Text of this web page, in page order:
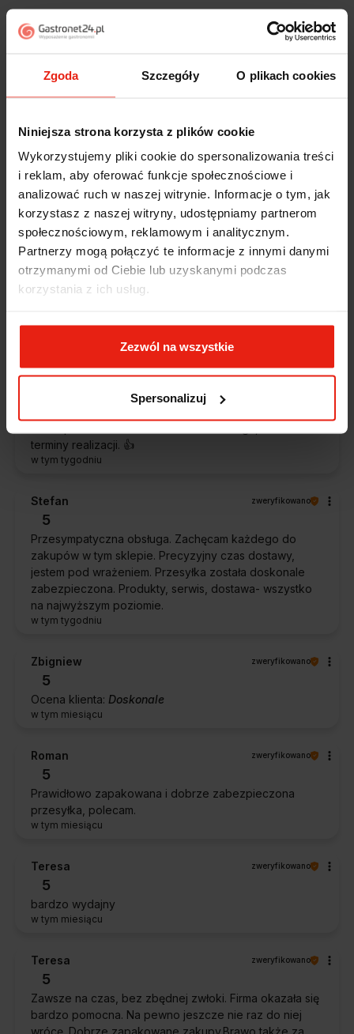
Zgoda Szczegóły O plikach cookies
Niniejsza strona korzysta z plików cookie
Wykorzystujemy pliki cookie do spersonalizowania treści
i reklam, aby oferować funkcje społecznościowe i
analizować ruch w naszej witrynie. Informacje o tym, jak
korzystasz z naszej witryny, udostępniamy partnerom
społecznościowym, reklamowym i analitycznym.
Partnerzy mogą połączyć te informacje z innymi danymi
otrzymanymi od Ciebie lub uzyskanymi podczas
korzystania z ich usług.
Zezwól na wszystkie
Spersonalizuj
filtry
Alicja
Jestem zaskoczona, że ta paczka dotarła do mnie tak
szybko. Paczka dotarła cała i zdrowa. Szybko,
sprawnie, bez problemów. Bardzo pomocna obsługa
klienta.
dzisiaj
Magdalena zweryfikowano
5
Ekspresowa realizacja zamówienia. Towar zgodny z
oczekiwaniami. Sprzedawca profesjonalny i godny
5
Ekspresowa dostawa, super. Obsługa bardzo pomocna,
terminy realizacji. 👍️
w tym tygodniu
Stefan zweryfikowano
5
Przesympatyczna obsługa. Zachęcam każdego do
zakupów w tym sklepie. Precyzyjny czas dostawy,
jestem pod wrażeniem. Przesyłka została doskonale
zabezpieczona. Produkty, serwis, dostawa- wszystko
na najwyższym poziomie.
w tym tygodniu
Zbigniew zweryfikowano
5
Ocena klienta: Doskonale
w tym miesiącu
Roman zweryfikowano
5
Prawidłowo zapakowana i dobrze zabezpieczona
przesyłka, polecam.
w tym miesiącu
Teresa zweryfikowano
5
bardzo wydajny
w tym miesiącu
Teresa zweryfikowano
5
Zawsze na czas, bez zbędnej zwłoki. Firma okazała się
bardzo pomocna. Na pewno jeszcze nie raz do niej